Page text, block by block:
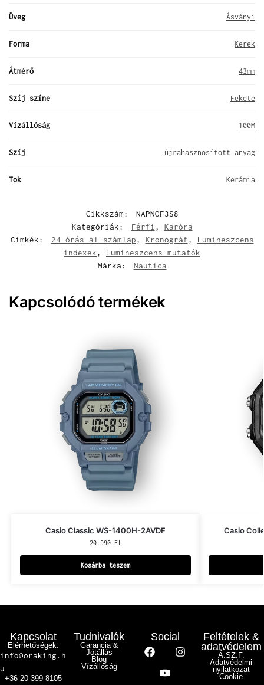
Üveg Ásványi
Forma Kerek
Átmérő 43mm
Szíj színe Fekete
Vízállóság 100M
Szíj újrahasznosított anyag
Tok Kerámia
Cikkszám:
NAPNOF3S8
Kategóriák:
Férfi , Karóra
Címkék:
24 órás al-számlap, Kronográf, Lumineszcens
indexek, Lumineszcens mutatók
Márka:
Nautica
Kapcsolódó termékek
Casio Classic WS-1400H-2AVDF
20.990 Ft
Kosárba teszem
Casio
Kapcsolat
Elérhetőségek:
info@oraking.h
u
+36 20 399 8105
Tudnivalók
Garancia &
Jótállás
Blog
Vízállóság
Social
Feltételek &
adatvédelem
Á.SZ.F.
Adatvédelmi
nyilatkozat
Cookie